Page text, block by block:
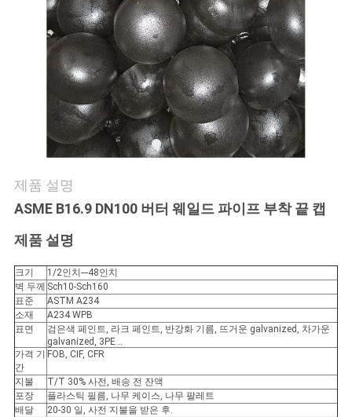
리
연
락
처
뉴
스
제품 설명
ASME B16.9 DN100 버터 웨일드 파이프 부착 끝 캡
제품 설명
크기
1/2인치---48인치
벽 두께 Sch10-Sch160
표준
ASTM A234
소재
A234 WPB
표면
검은색 페인트, 라크 페인트, 반강화 기름, 뜨거운 galvanized, 차가운
galvanized, 3PE...
가격 기
간
FOB, CIF, CFR
지불
T/T 30% 사전, 배송 전 잔액
포장
플라스틱 필름, 나무 케이스, 나무 팔레트
배달
20-30 일, 사전 지불을 받은 후.